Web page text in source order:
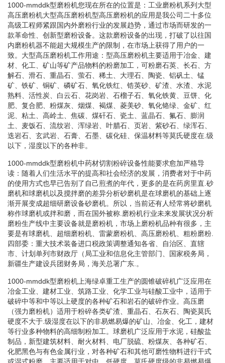
1000-mmddk型磨粉机您现在所在的位置是：工业磨粉机系列大型
高压磨粉机大型高压磨粉机型高压磨粉机的应用是我公司二十多位
高级工程师紧跟国内外磨粉行业的发展趋势，通过市场而研发的一
款革命性、创新型磨粉设备。这款磨粉设备的出现，打破了以往国
内磨粉机器不能超大规模生产的限制，在市场上获得了用户的一
致。大型高压磨粉机工作用途：型高压磨粉机主要适用于冶金、建
材、化工、矿山等矿产品物料的粉磨加工，可粉磨石英、长石、方
解石、滑石、重晶石、萤石、稀土、大理石、陶瓷、铝矾土、锰
矿、铁矿、铜矿、磷矿石、氧化铁红、锆英砂、矿渣、水渣、水泥
熟料、活性炭、白云石、花岗岩、石榴子石、氧化铁黄、豆饼、化
肥、复合肥、粉煤灰、烟煤、褐煤、菱美砂、氧化铬绿、金矿、红
泥、粘土、高岭土、焦碳、煤矸石、瓷土、蓝晶石、氟石、膨润
土、麦饭石、流纹岩、浑绿岩、叶腊石、页岩、紫砂石、绿浑石、
迭岩石、玄武岩、石膏、石墨、碳化硅、保温材料等莫氏硬度在.级
以下，湿度以下的各种非。
1000-mmddk型磨粉机中药材切割粉碎设备性能要求愈加严格导
读：随着人们生活水平的提高和社会经济的发展，消费者对于中药
的使用方式也早已告别了自己煎煮的年代，更多的是在药房里直.砂
磨机和球磨机以及搅拌磨的差异分析砂磨机是在球磨机的基础上逐
渐开展变成超细研磨设备砂磨机。所以，当前还有人经常将砂磨机
称作球磨机或拌和磨，而在国外被称.磨粉机行业未来发展状况分析
磨粉生产线中主要设备就是磨粉机，市场上磨粉机品种有很多，主
要是有球磨机、超细磨粉机、雷蒙磨粉机、高压磨粉机、粗粉磨粉.
四部委：重大技术装备进口税政策调整通知各省、自治区、直辖
市、计划单列市财政厅（局工业和信息化主管部门、国家税务局，
新疆生产建设兵团财务局，海关总署广东.。
1000-mmddk型磨粉机上海绿卓重工生产的圆锥破碎机广泛应用在
冶金工业、建材工业、筑路工业、化学工业与硅酸工业中，适用于
破碎中等和中等以上硬度的各种矿石和岩石的破碎作业。高压磨
（强力磨粉机）适用于粉碎各类矿渣、重晶石、石灰石、陶瓷莫氏
硬度不大于.级湿度在以下的非易燃易爆的矿山、冶金、化工，建材
等行业多种物料的高细制粉加工。球磨机广泛应用于水泥，硅酸盐
制品，新型建筑材料、耐火材料、电厂脱硫、粉煤灰、各种矿石、
化肥黑色与有色金属行业，对各种矿石和其他可磨性物料进行干式